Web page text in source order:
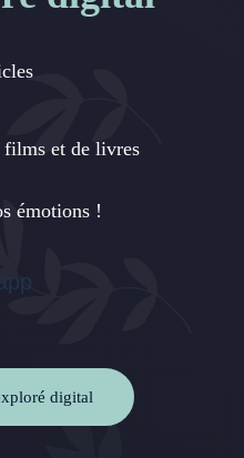
films et de livres
émotions !
digital